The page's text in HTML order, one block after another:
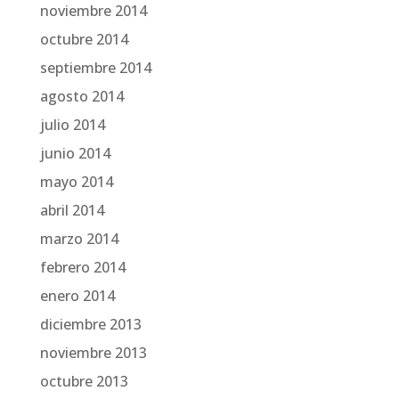
noviembre 2014
octubre 2014
septiembre 2014
agosto 2014
julio 2014
junio 2014
mayo 2014
abril 2014
marzo 2014
febrero 2014
enero 2014
diciembre 2013
noviembre 2013
octubre 2013